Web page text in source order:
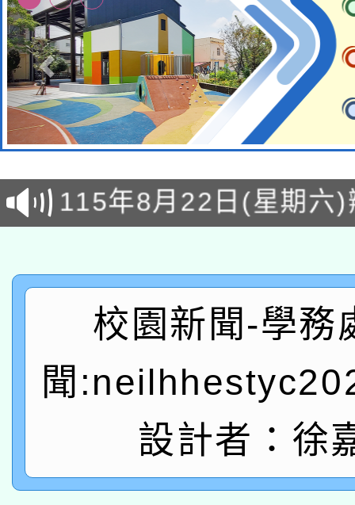
轉知經濟部水利署委託
業技術研究院辦理「
動」
115年8月22日(星期六
桃園市孔廟祈福系列
開 智慧啟航」
2026年桃園地景藝術
「2026桃園藝術巡演
關事宜
轉知教育部國民及學前
年度健康促進學校輔導
業成長研習」實施計畫
函轉國家教育研究院
原住民族教育政策研討
族教育國際趨勢與發展
轉知教育部國民及學前
新北市政府教育局辦
師專業成長研習實施計
函轉國立臺灣師範大學
族語言臺北學習中心
校園新聞-學務
聞
設計者：徐